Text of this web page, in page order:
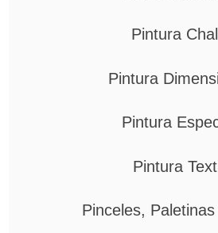
Pintura
Pintura
Pintura
Pintura
Pinceles,